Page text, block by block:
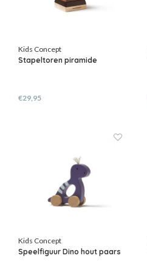
Kids Concept
Stapeltoren piramide
€29,95
Kids Concept
Speelfiguur Dino hout paars